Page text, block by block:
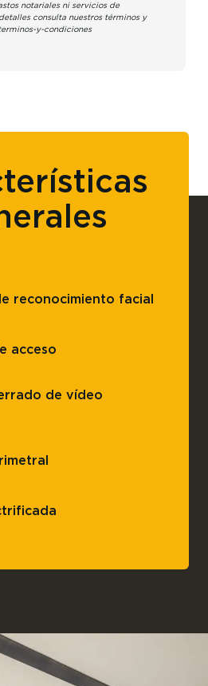
notariales ni servicios de
consulta nuestros términos y
y-condiciones
reconocimiento facial
acceso
de vídeo